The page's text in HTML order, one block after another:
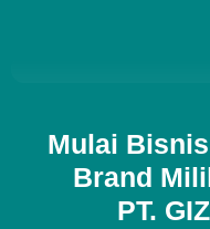
Mulai
Brand
PT.